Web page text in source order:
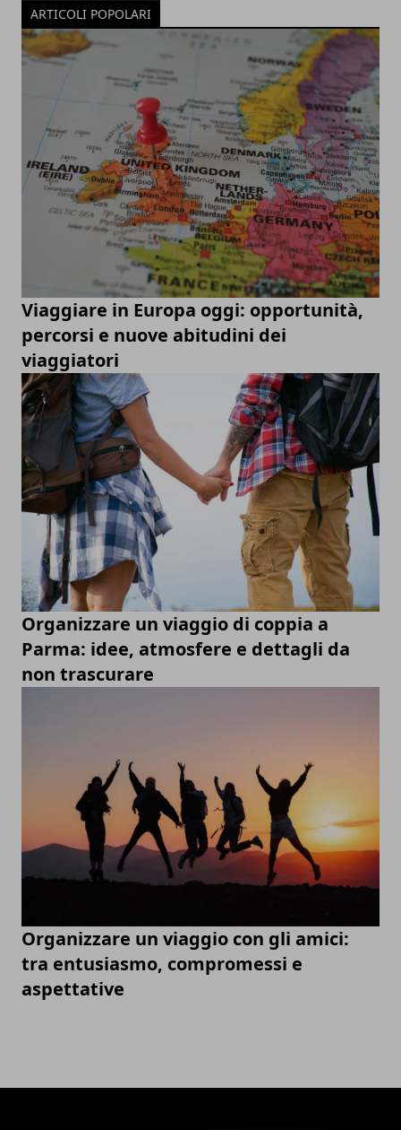
ARTICOLI POPOLARI
Viaggiare in Europa oggi: opportunità,
percorsi e nuove abitudini dei
viaggiatori
Organizzare un viaggio di coppia a
Parma: idee, atmosfere e dettagli da
non trascurare
Organizzare un viaggio con gli amici:
tra entusiasmo, compromessi e
aspettative